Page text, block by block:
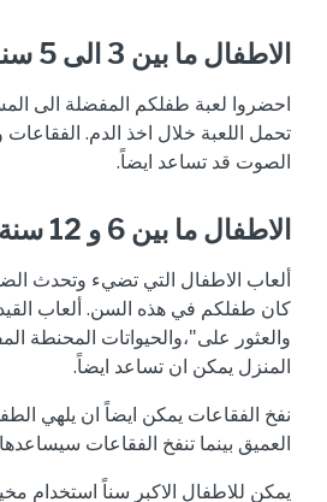
الاطفال ما بين 3 الى 5 سنوات
احضروا لعبة طفلكم المفضلة الى
تحمل اللعبة خلال اخذ الدم. الفقاعات
الصوت قد تساعد ايضاً.
الاطفال ما بين 6 و 12 سنة
ألعاب الاطفال التي تضيء وتحدث
كان طفلكم في هذه السن. ألعاب
والعثور على"،والحيواتات المحنطة
المنزل يمكن ان تساعد ايضاً.
نفخ الفقاعات يمكن ايضاً ان يلهي
العميق بينما تنفخ الفقاعات
يمكن للاطفال الاكبر سناً استخدام